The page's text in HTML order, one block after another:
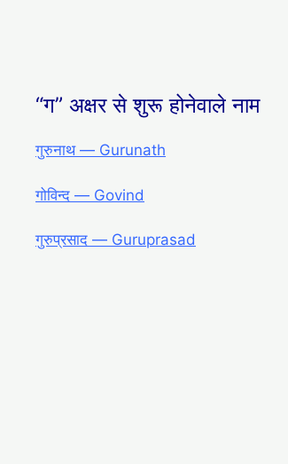
“ग” अक्षर से शुरू होनेवाले नाम
गुरुनाथ ― Gurunath
गोविन्द ― Govind
गुरुप्रसाद ― Guruprasad